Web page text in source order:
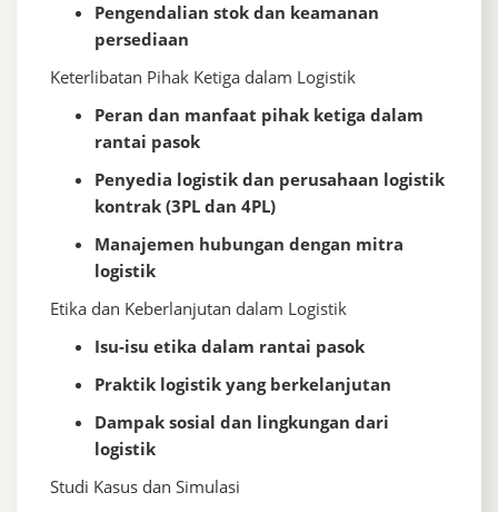
Pengendalian stok dan keamanan
persediaan
Keterlibatan Pihak Ketiga dalam Logistik
Peran dan manfaat pihak ketiga dalam
rantai pasok
Penyedia logistik dan perusahaan logistik
kontrak (3PL dan 4PL)
Manajemen hubungan dengan mitra
logistik
Etika dan Keberlanjutan dalam Logistik
Isu-isu etika dalam rantai pasok
Praktik logistik yang berkelanjutan
Dampak sosial dan lingkungan dari
logistik
Studi Kasus dan Simulasi